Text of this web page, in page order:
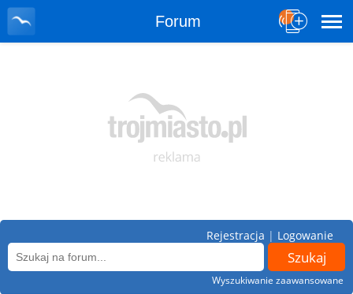
Forum
Wyszukiwanie zaawansowane
Rejestracja | Logowanie